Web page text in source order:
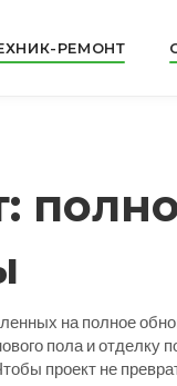
РЕМОНТ
на полное
пола и отделку
проект не